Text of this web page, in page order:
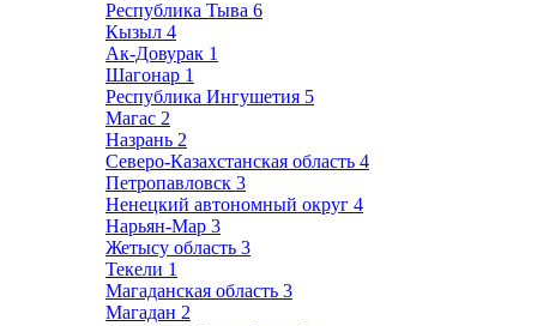
Республика Тыва 6
Кызыл 4
Ак-Довурак 1
Шагонар 1
Республика Ингушетия 5
Магас 2
Назрань 2
Северо-Казахстанская область 4
Петропавловск 3
Ненецкий автономный округ 4
Нарьян-Мар 3
Жетысу область 3
Текели 1
Магаданская область 3
Магадан 2